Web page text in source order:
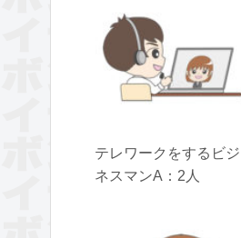
テレワークをするビジ
ネスマンA：2人